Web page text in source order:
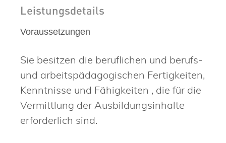
Leistungsdetails
Voraussetzungen
Sie besitzen die beruflichen und berufs-
und arbeitspädagogischen Fertigkeiten,
Kenntnisse und Fähigkeiten , die für die
Vermittlung der Ausbildungsinhalte
erforderlich sind.